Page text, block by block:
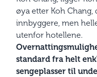
øya etter Koh Chang,
innbyggere, men
utenfor hotellene.
standard fra helt
sengeplasser til